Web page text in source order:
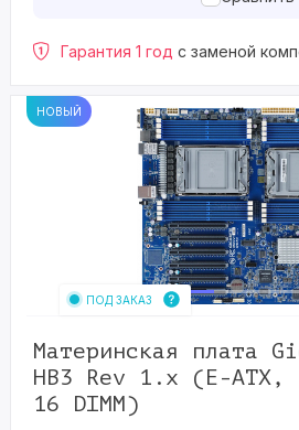
Гарантия 1 год с заменой
НОВЫЙ
ПОД ЗАКАЗ
Материнская плата
HB3 Rev 1.x (E-ATX,
16 DIMM)